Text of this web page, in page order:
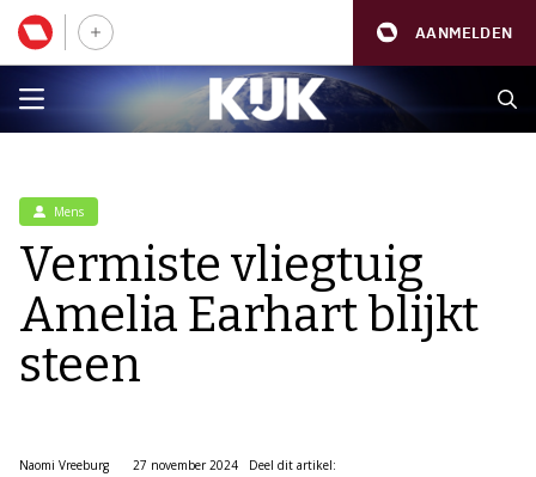
AANMELDEN
Mens
Vermiste vliegtuig
Amelia Earhart blijkt
steen
Naomi Vreeburg
27 november 2024
Deel dit artikel: